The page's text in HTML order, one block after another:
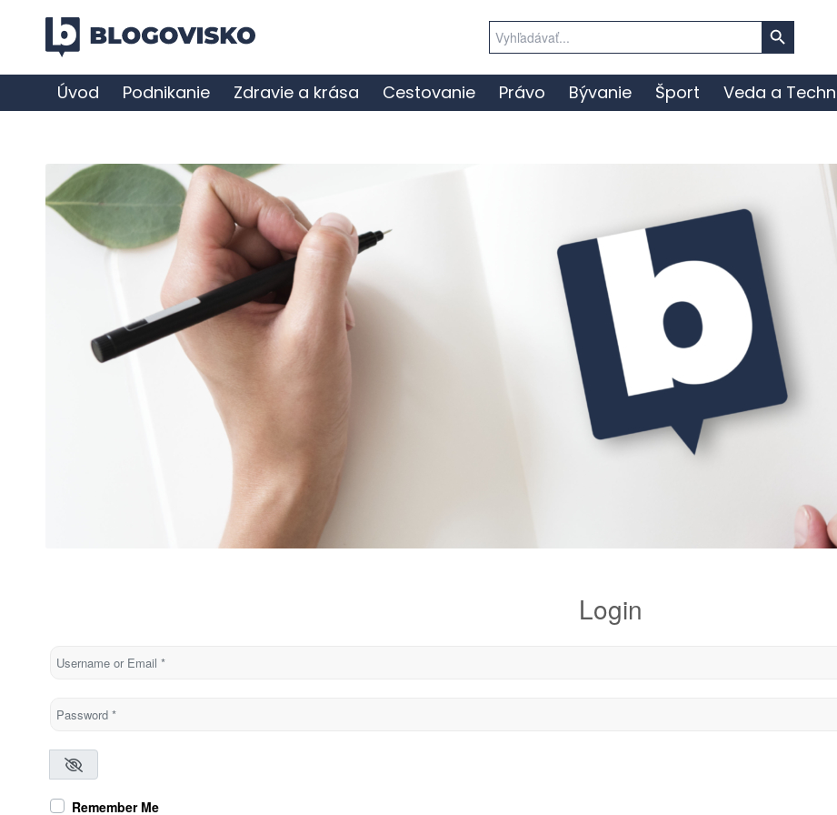
for:
Search Button
Úvod Podnikanie Zdravie a krása Cestovanie Právo Bývanie Šport Veda a
Login
Username or Email
Password*
Remember Me